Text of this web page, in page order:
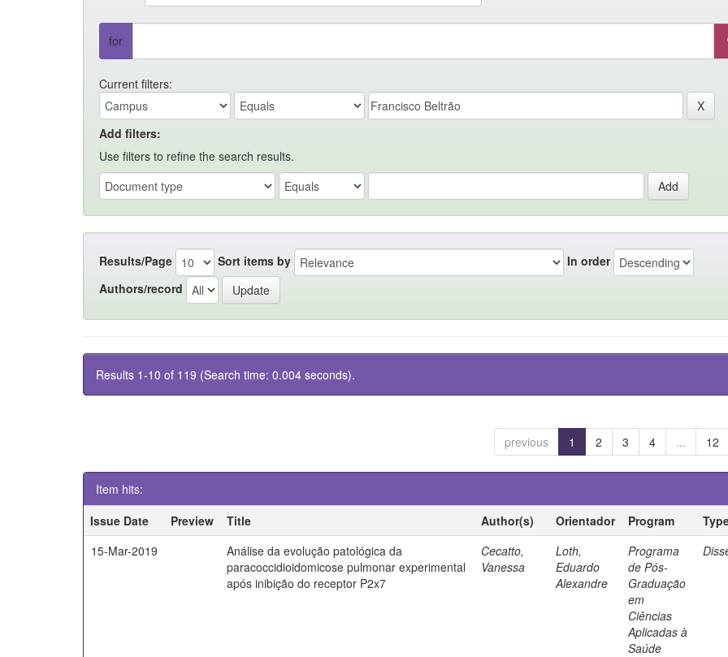
for
Current filters:
Add filters:
Use filters to refine the search results.
Results/Page Sort items by
In order
Authors/record
Results 1-10 of 119 (Search time: 0.004 seconds).
previous 1 2 3 4 ... 12
Item hits:
Issue Date
Preview Title Author(s) Orientador Program
15-Mar-2019
Análise da evolução patológica da
paracoccidioidomicose pulmonar experimental
após inibição do receptor P2x7
Cecatto,
Vanessa
Loth,
Eduardo
Alexandre
Programa
de Pós-
Graduação
em
Ciências
Aplicadas à
Saúde